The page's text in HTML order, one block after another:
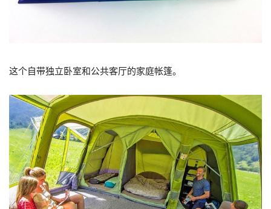
这个自带独立卧室和公共客厅的家庭帐篷。